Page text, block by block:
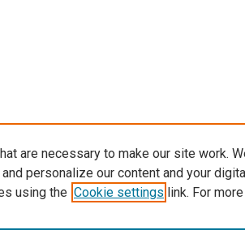
are necessary to make our site work.
personalize our content and your
using the Cookie settings link. For